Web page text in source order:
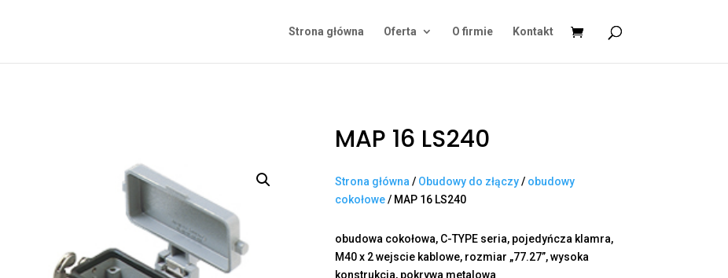
Strona główna Oferta O firmie Kontakt
MAP 16 LS240
Strona główna / Obudowy do złączy/ obudowy
cokołowe/ MAP 16 LS240
obudowa cokołowa, C-TYPE seria, pojedyńcza klamra,
M40 x 2 wejscie kablowe, rozmiar „77.27”, wysoka
konstrukcja, pokrywa metalowa